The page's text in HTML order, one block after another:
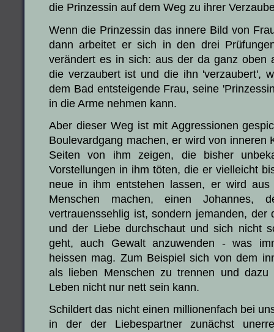
die Prinzessin auf dem Weg zu ihrer
Wenn die Prinzessin das innere Bild von
dann arbeitet er sich in den drei
verändert es in sich: aus der da ganz oben
die verzaubert ist und die ihn 'verzaubert',
dem Bad entsteigende Frau, seine
in die Arme nehmen kann.
Aber dieser Weg ist mit Aggressionen
Boulevardgang machen, er wird von inneren
Seiten von ihm zeigen, die bisher
Vorstellungen in ihm töten, die er vielleicht
neue in ihm entstehen lassen, er wird aus
Menschen machen, einen
vertrauenssehlig ist, sondern jemanden, der
und der Liebe durchschaut und sich nicht
geht, auch Gewalt anzuwenden - was
heissen mag. Zum Beispiel sich von dem
als lieben Menschen zu trennen und
Leben nicht nur nett sein kann.
Schildert das nicht einen millionenfach bei
in der der Liebespartner zunächst